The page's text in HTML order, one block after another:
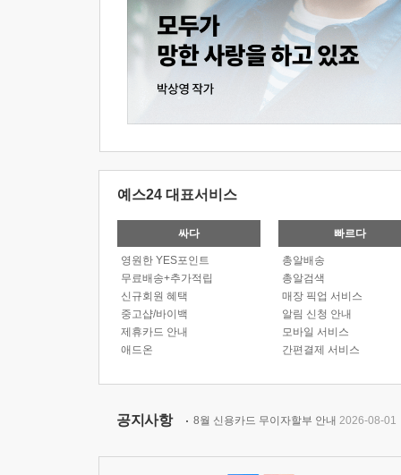
예스24 대표서비스
싸다
영원한 YES포인트
무료배송+추가적립
신규회원 혜택
중고샵/바이백
제휴카드 안내
애드온
빠르다
총알배송
총알검색
매장 픽업 서비스
알림 신청 안내
모바일 서비스
간편결제 서비스
공지사항 8월 신용카드 무이자할부 안내 2026-08-01